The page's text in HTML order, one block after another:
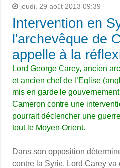
jeudi, 29 août 2013 09:39
Intervention en
l'archevêque de
appelle à la
Lord George Carey, ancien
et ancien chef de l’Eglise
mis en garde le
Cameron contre une
pourrait déclencher une
tout le Moyen-Orient.
Dans son opposition
contre la Syrie, Lord Carey va